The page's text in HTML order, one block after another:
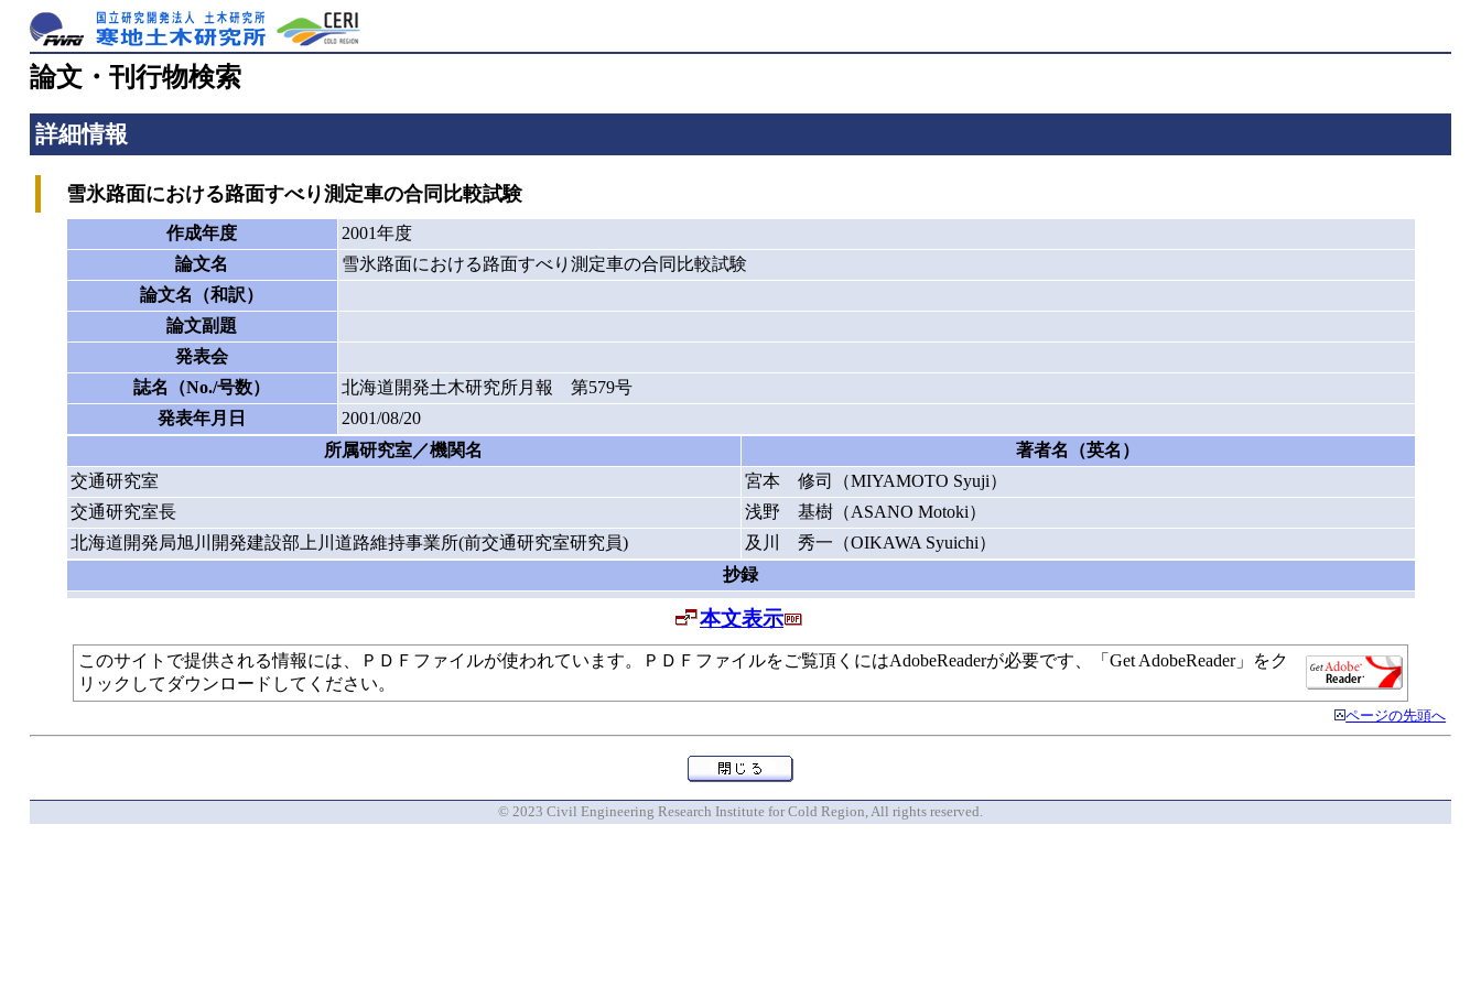
論文・刊行物検索
詳細情報
雪氷路面における路面すべり測定車の合同比較試験
作成年度
2001年度
論文名
雪氷路面における路面すべり測定車の合同比較試験
論文名（和訳）
論文副題
発表会
誌名（No./号数）
北海道開発土木研究所月報 第579号
発表年月日
2001/08/20
所属研究室／機関名
著者名（英名）
交通研究室
宮本 修司（MIYAMOTO Syuji）
交通研究室長
浅野 基樹（ASANO Motoki）
北海道開発局旭川開発建設部上川道路維持事業所(前交通研究室研究員)
及川 秀一（OIKAWA Syuichi）
抄録
本文表示
このサイトで提供される情報には、ＰＤＦファイルが使われています。ＰＤＦファイルをご覧頂くにはAdobeReaderが必要です、「Get AdobeReader」をク
リックしてダウンロードしてください。
ページの先頭へ
© 2023 Civil Engineering Research Institute for Cold Region, All rights reserved.